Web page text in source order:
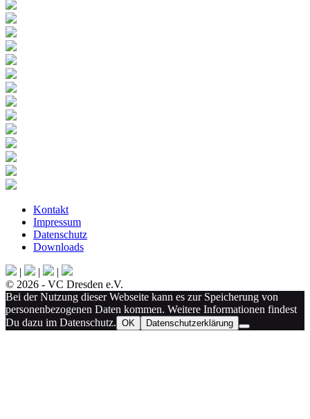
Kontakt
Impressum
Datenschutz
Downloads
| |
|
© 2026 - VC Dresden e.V.
Bei der Nutzung dieser Webseite kann es zur Speicherung von
personenbezogenen Daten kommen. Weitere Informationen findest
Du dazu im Datenschutz. OK Datenschutzerklärung